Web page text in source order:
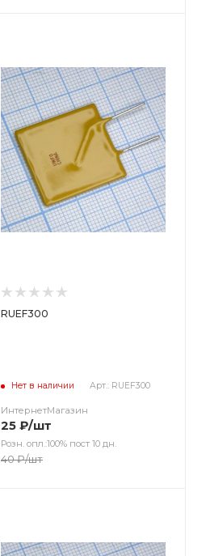
RUEF300
Нет в наличии Арт.: RUEF300
ИнтернетМагазин
25 ₽/шт
Розн. опл.:100% пост 10 дн.
40₽/шт